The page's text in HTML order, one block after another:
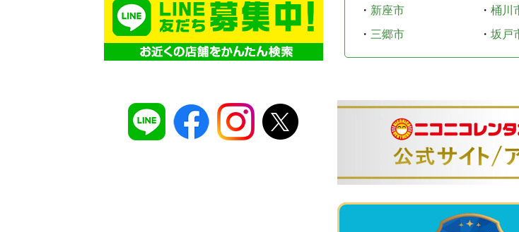
・ 新座市 ・ 桶川
・ 三郷市 ・ 坂戸